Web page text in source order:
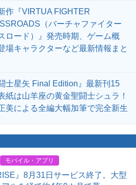
作『VIRTUA FIGHTER
（バーチャファイター
ロード）』発売時期、ゲーム概
場キャラクターなど最新情報まと
士星矢 Final Edition』最新刊15
紙は山羊座の黄金聖闘士シュラ！
美による全編大幅加筆で完全新生
モバイル・アプリ
』8月31日サービス終了。大型